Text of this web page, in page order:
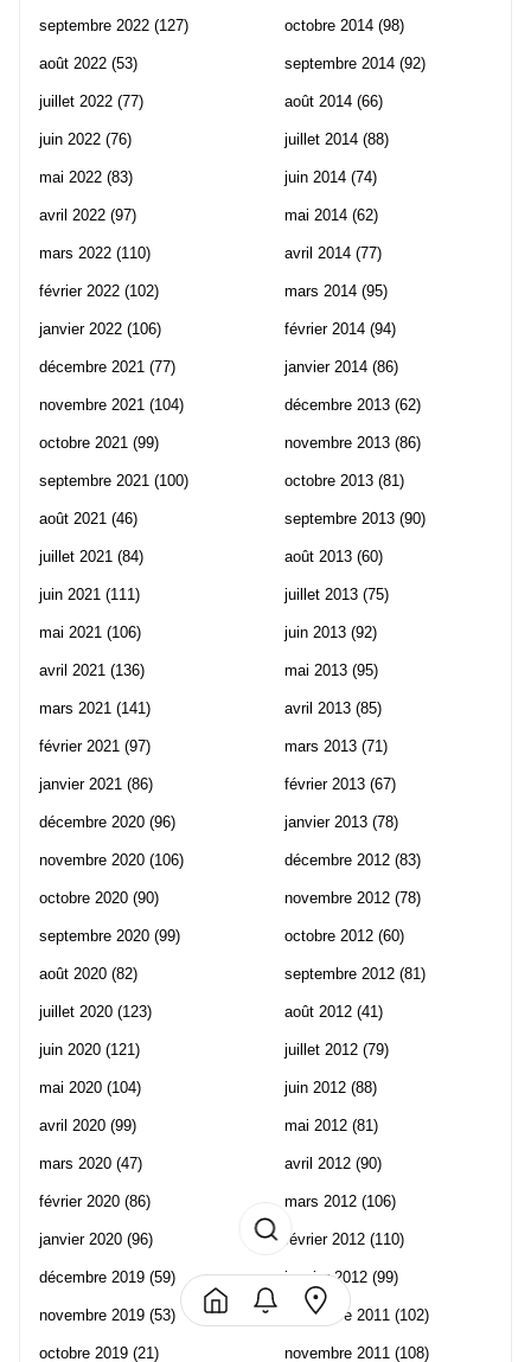
septembre 2022 (127)
août 2022 (53)
juillet 2022 (77)
juin 2022 (76)
mai 2022 (83)
avril 2022 (97)
mars 2022 (110)
février 2022 (102)
janvier 2022 (106)
décembre 2021 (77)
novembre 2021 (104)
octobre 2021 (99)
septembre 2021 (100)
août 2021 (46)
juillet 2021 (84)
juin 2021 (111)
mai 2021 (106)
avril 2021 (136)
mars 2021 (141)
février 2021 (97)
janvier 2021 (86)
décembre 2020 (96)
novembre 2020 (106)
octobre 2020 (90)
septembre 2020 (99)
août 2020 (82)
juillet 2020 (123)
juin 2020 (121)
mai 2020 (104)
avril 2020 (99)
mars 2020 (47)
février 2020 (86)
janvier 2020 (96)
décembre 2019 (59)
novembre 2019 (53)
octobre 2019 (21)
octobre 2014 (98)
septembre 2014 (92)
août 2014 (66)
juillet 2014 (88)
juin 2014 (74)
mai 2014 (62)
avril 2014 (77)
mars 2014 (95)
février 2014 (94)
janvier 2014 (86)
décembre 2013 (62)
novembre 2013 (86)
octobre 2013 (81)
septembre 2013 (90)
août 2013 (60)
juillet 2013 (75)
juin 2013 (92)
mai 2013 (95)
avril 2013 (85)
mars 2013 (71)
février 2013 (67)
janvier 2013 (78)
décembre 2012 (83)
novembre 2012 (78)
octobre 2012 (60)
septembre 2012 (81)
août 2012 (41)
juillet 2012 (79)
juin 2012 (88)
mai 2012 (81)
avril 2012 (90)
mars 2012 (106)
février 2012 (110)
janvier 2012 (99)
décembre 2011 (102)
novembre 2011 (108)